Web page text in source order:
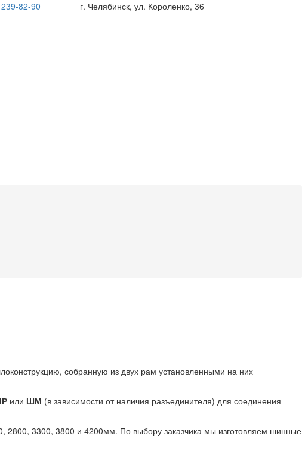
82-90 г. Челябинск, ул. Короленко, 36
собранную из двух рам установленными на них
или ШМ (в зависимости от наличия разъединителя) для соединения
3300, 3800 и 4200мм. По выбору заказчика мы изготовляем шинные